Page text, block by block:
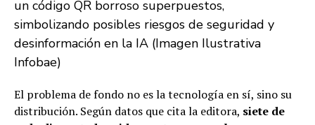
un código QR borroso superpuestos,
simbolizando posibles riesgos de seguridad y
desinformación en la IA (Imagen Ilustrativa
Infobae)
El problema de fondo no es la tecnología en sí, sino su
distribución. Según datos que cita la editora, siete de